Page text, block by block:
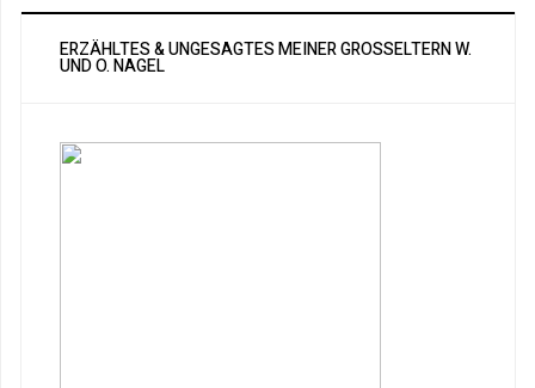
ERZÄHLTES & UNGESAGTES MEINER GROSSELTERN W. U
ND O. NAGEL